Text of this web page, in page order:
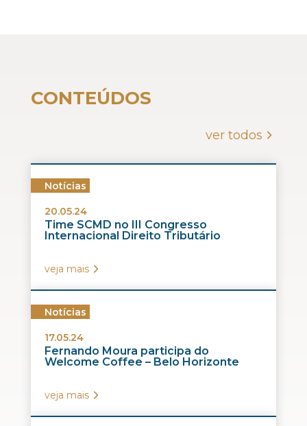
CONTEÚDOS
ver todos
Notícias
20.05.24
Time SCMD no III Congresso
Internacional Direito Tributário
veja mais
Notícias
17.05.24
Fernando Moura participa do
Welcome Coffee – Belo Horizonte
veja mais